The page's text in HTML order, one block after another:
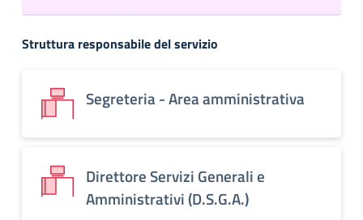
Struttura responsabile del servizio
Segreteria - Area amministrativa
Direttore Servizi Generali e
Amministrativi (D.S.G.A.)